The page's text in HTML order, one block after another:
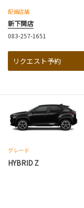
配備店舗
新下関店
083-257-1651
リクエスト予約
グレード
HYBRID Z